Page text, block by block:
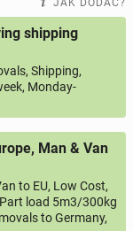
JAK DODAĆ?
shipping
Shipping,
Monday-
Man & Van
to EU, Low Cost,
load 5m3/300kg
to Germany,